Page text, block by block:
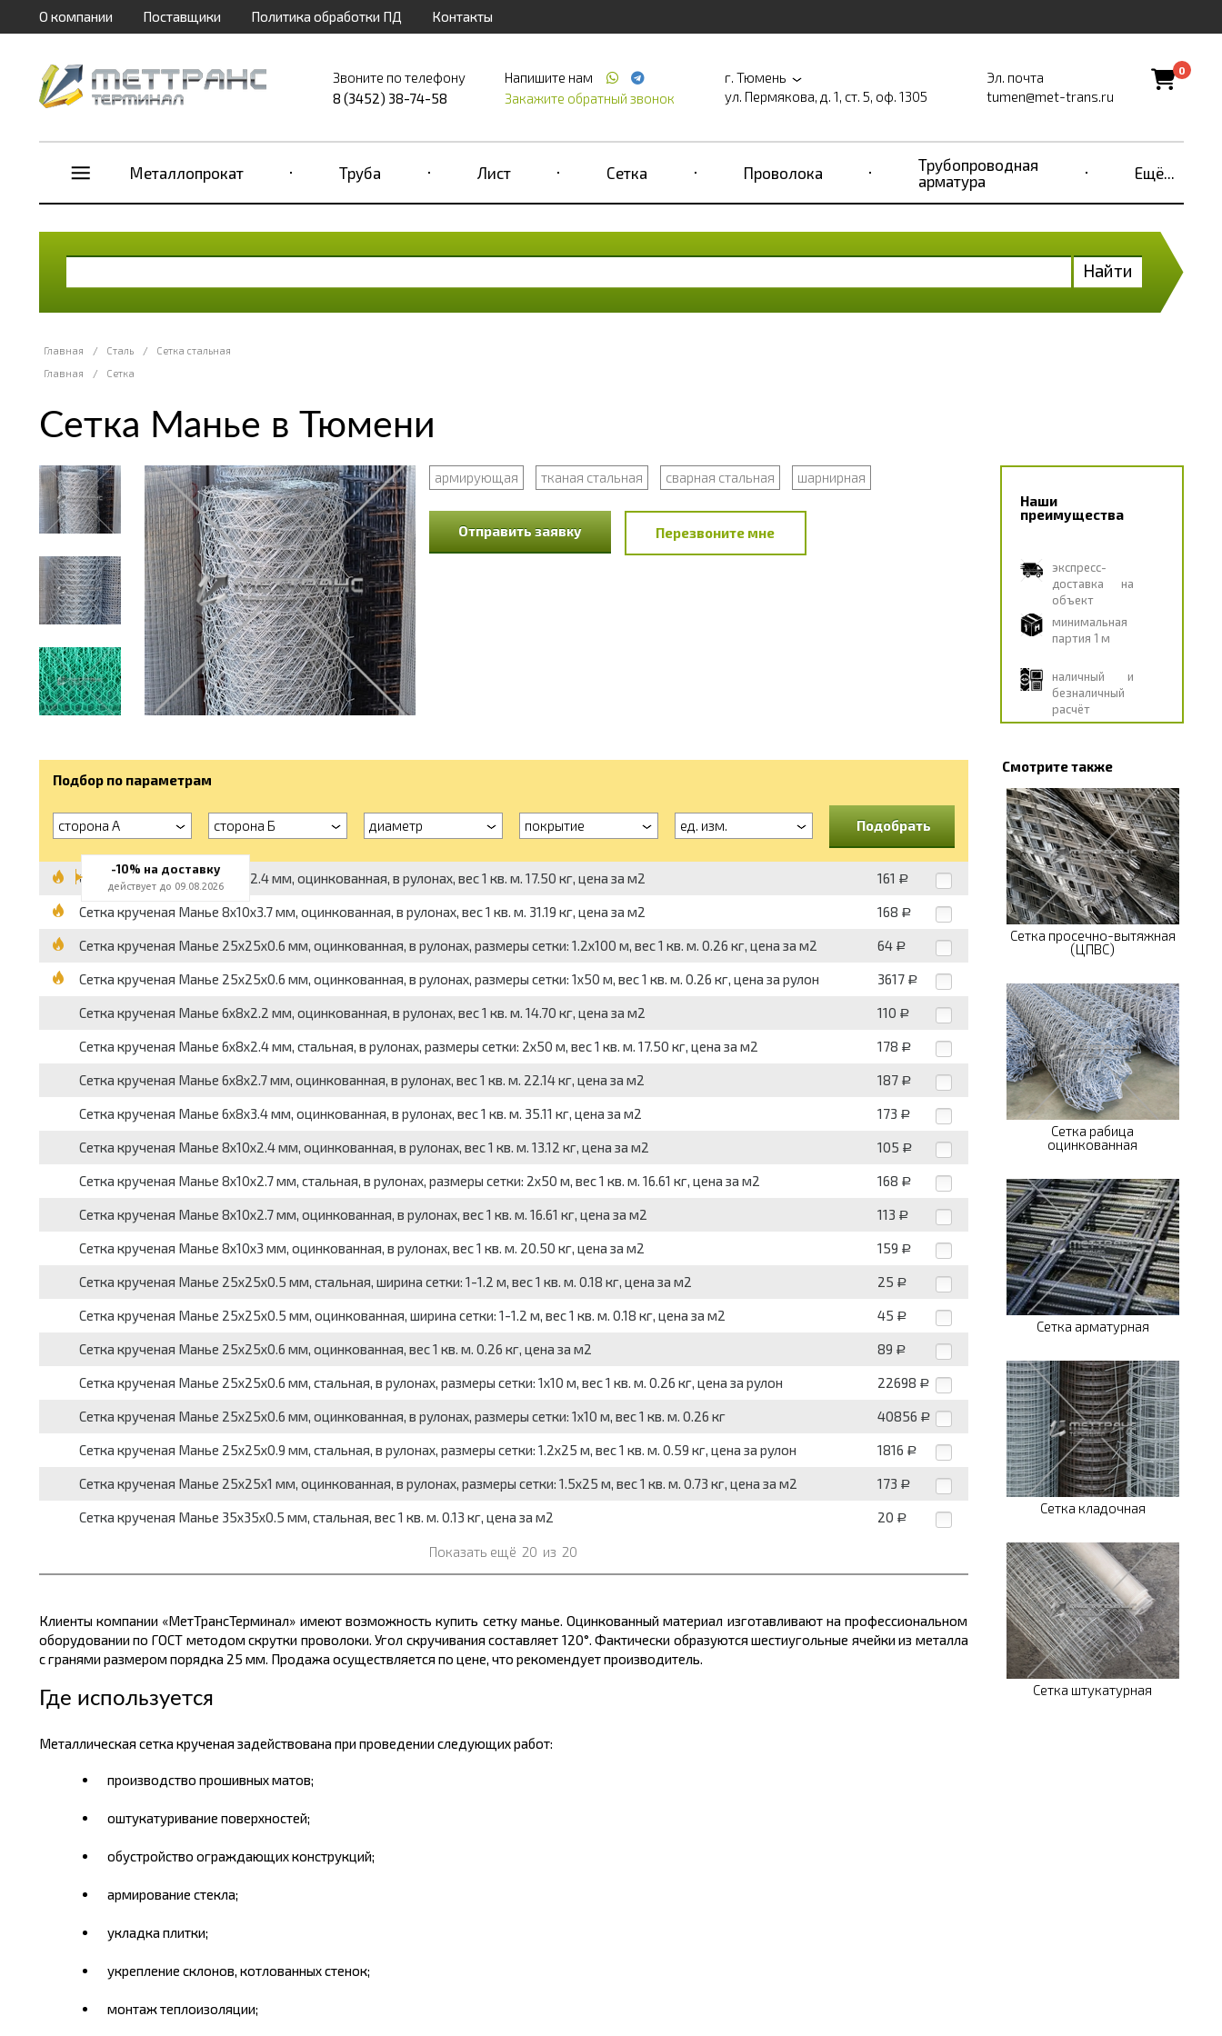
О компании Поставщики Политика обработки ПД Контакты
Звоните по телефону
8 (3452) 38-74-58
Напишите нам
Закажите обратный звонок
г. Тюмень
ул. Пермякова, д. 1, ст. 5, оф. 1305
Эл. почта
tumen@met-trans.ru
0
Металлопрокат Труба Лист Сетка Проволока
Трубопроводная
арматура
Ещё...
Найти
Главная / Сталь /
Сетка стальная
Главная
/ Сетка
Сетка Манье в Тюмени
армирующая тканая стальная сварная стальная шарнирная
Отправить заявку Перезвоните мне
Наши
преимущества
экспресс-
доставка на
объект
минимальная
партия 1 м
наличный и
безналичный
расчёт
Подбор по параметрам
сторона А сторона Б диаметр покрытие ед. изм. Подобрать
Сетка крученая Манье 6x8x2.4 мм, оцинкованная, в рулонах, вес 1 кв. м. 17.50 кг, цена за м2 161 Р
Сетка крученая Манье 8x10x3.7 мм, оцинкованная, в рулонах, вес 1 кв. м. 31.19 кг, цена за м2 168 Р
Сетка крученая Манье 25x25x0.6 мм, оцинкованная, в рулонах, размеры сетки: 1.2x100 м, вес 1 кв. м. 0.26 кг, цена за м2 64 Р
Сетка крученая Манье 25x25x0.6 мм, оцинкованная, в рулонах, размеры сетки: 1x50 м, вес 1 кв. м. 0.26 кг, цена за рулон 3617 Р
Сетка крученая Манье 6x8x2.2 мм, оцинкованная, в рулонах, вес 1 кв. м. 14.70 кг, цена за м2 110 Р
Сетка крученая Манье 6x8x2.4 мм, стальная, в рулонах, размеры сетки: 2x50 м, вес 1 кв. м. 17.50 кг, цена за м2 178 Р
Сетка крученая Манье 6x8x2.7 мм, оцинкованная, в рулонах, вес 1 кв. м. 22.14 кг, цена за м2 187 Р
Сетка крученая Манье 6x8x3.4 мм, оцинкованная, в рулонах, вес 1 кв. м. 35.11 кг, цена за м2 173 Р
Сетка крученая Манье 8x10x2.4 мм, оцинкованная, в рулонах, вес 1 кв. м. 13.12 кг, цена за м2 105 Р
Сетка крученая Манье 8x10x2.7 мм, стальная, в рулонах, размеры сетки: 2x50 м, вес 1 кв. м. 16.61 кг, цена за м2 168 Р
Сетка крученая Манье 8x10x2.7 мм, оцинкованная, в рулонах, вес 1 кв. м. 16.61 кг, цена за м2 113 Р
Сетка крученая Манье 8x10x3 мм, оцинкованная, в рулонах, вес 1 кв. м. 20.50 кг, цена за м2 159 Р
Сетка крученая Манье 25x25x0.5 мм, стальная, ширина сетки: 1-1.2 м, вес 1 кв. м. 0.18 кг, цена за м2 25 Р
Сетка крученая Манье 25x25x0.5 мм, оцинкованная, ширина сетки: 1-1.2 м, вес 1 кв. м. 0.18 кг, цена за м2 45 Р
Сетка крученая Манье 25x25x0.6 мм, оцинкованная, вес 1 кв. м. 0.26 кг, цена за м2 89 Р
Сетка крученая Манье 25x25x0.6 мм, стальная, в рулонах, размеры сетки: 1x10 м, вес 1 кв. м. 0.26 кг, цена за рулон 22698 Р
Сетка крученая Манье 25x25x0.6 мм, оцинкованная, в рулонах, размеры сетки: 1x10 м, вес 1 кв. м. 0.26 кг 40856 Р
Сетка крученая Манье 25x25x0.9 мм, стальная, в рулонах, размеры сетки: 1.2x25 м, вес 1 кв. м. 0.59 кг, цена за рулон 1816 Р
Сетка крученая Манье 25x25x1 мм, оцинкованная, в рулонах, размеры сетки: 1.5x25 м, вес 1 кв. м. 0.73 кг, цена за м2 173 Р
Сетка крученая Манье 35x35x0.5 мм, стальная, вес 1 кв. м. 0.13 кг, цена за м2 20 Р
Показать ещё 20 из 20
Клиенты компании «МетТрансТерминал» имеют возможность купить сетку манье. Оцинкованный материал изготавливают на профессиональном
оборудовании по ГОСТ методом скрутки проволоки. Угол скручивания составляет 120°. Фактически образуются шестиугольные ячейки из металла
с гранями размером порядка 25 мм. Продажа осуществляется по цене, что рекомендует производитель.
Где используется
Металлическая сетка крученая задействована при проведении следующих работ:
производство прошивных матов;
оштукатуривание поверхностей;
обустройство ограждающих конструкций;
армирование стекла;
укладка плитки;
укрепление склонов, котлованных стенок;
монтаж теплоизоляции;
Смотрите также
Сетка просечно-вытяжная
(ЦПВС)
Сетка рабица
оцинкованная
Сетка арматурная
Сетка кладочная
Сетка штукатурная
-10% на доставку
действует до 09.08.2026